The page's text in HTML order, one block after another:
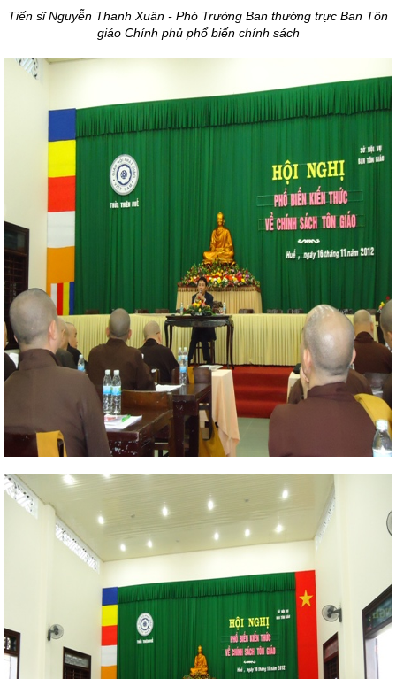
Tiến sĩ Nguyễn Thanh Xuân - Phó Trưởng Ban thường trực Ban Tôn
giáo Chính phủ phổ biến chính sách